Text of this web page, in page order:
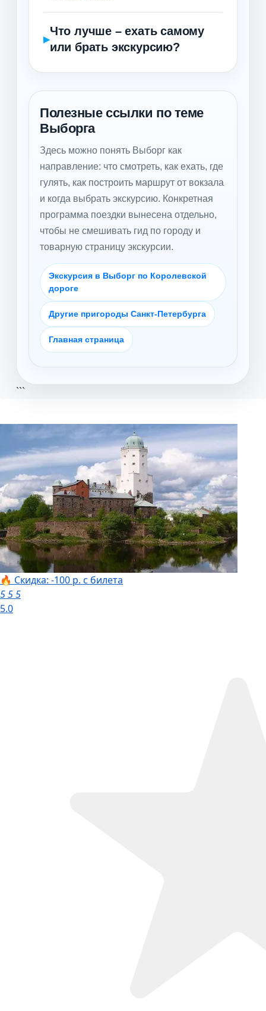
Что лучше – ехать самому
или брать экскурсию?
Полезные ссылки по теме
Выборга
Здесь можно понять Выборг как
направление: что смотреть, как ехать, где
гулять, как построить маршрут от вокзала
и когда выбрать экскурсию. Конкретная
программа поездки вынесена отдельно,
чтобы не смешивать гид по городу и
товарную страницу экскурсии.
Экскурсия в Выборг по Королевской
дороге
Другие пригороды Санкт-Петербурга
Главная страница
```
🔥 Скидка: -100 р. с билета
555
5.0